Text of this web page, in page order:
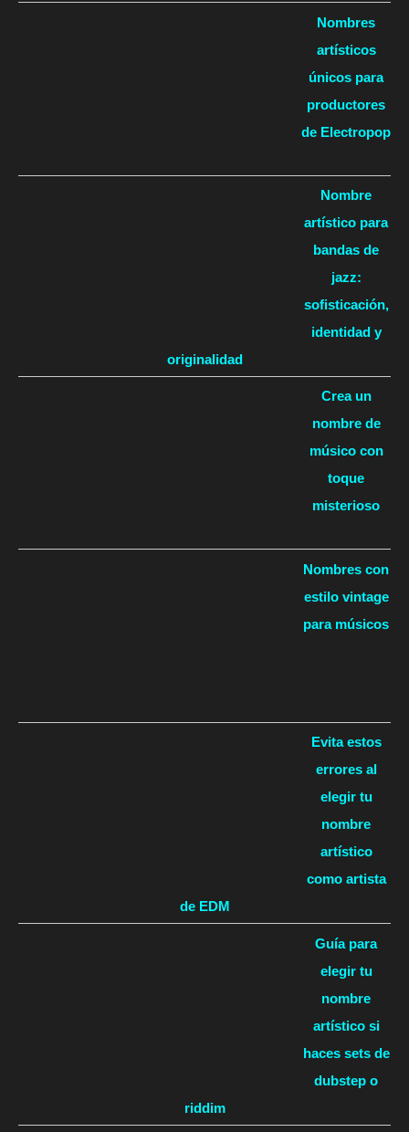
Nombres
artísticos
únicos para
productores
de Electropop
Nombre
artístico para
bandas de
jazz:
sofisticación,
identidad y
originalidad
Crea un
nombre de
músico con
toque
misterioso
Nombres con
estilo vintage
para músicos
Evita estos
errores al
elegir tu
nombre
artístico
como artista
de EDM
Guía para
elegir tu
nombre
artístico si
haces sets de
dubstep o
riddim